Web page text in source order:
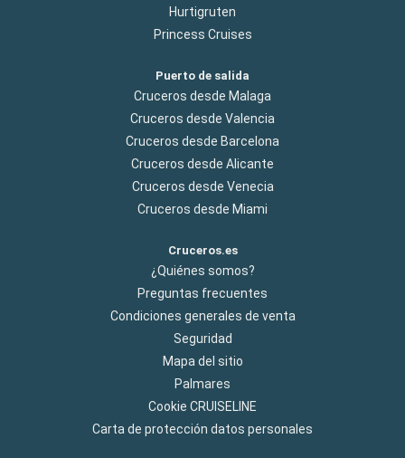
Hurtigruten
Princess Cruises
Puerto de salida
Cruceros desde Malaga
Cruceros desde Valencia
Cruceros desde Barcelona
Cruceros desde Alicante
Cruceros desde Venecia
Cruceros desde Miami
Cruceros.es
¿Quiénes somos?
Preguntas frecuentes
Condiciones generales de venta
Seguridad
Mapa del sitio
Palmares
Cookie CRUISELINE
Carta de protección datos personales